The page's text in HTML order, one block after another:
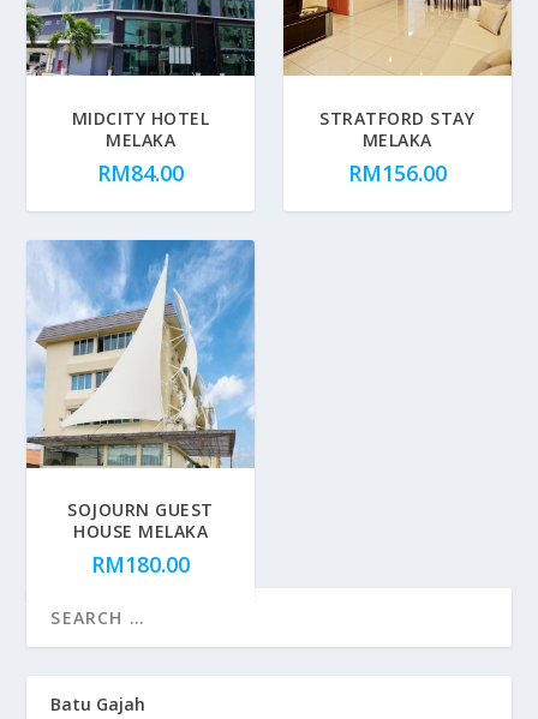
MIDCITY HOTEL
MELAKA
RM84.00
STRATFORD STAY
MELAKA
RM156.00
SOJOURN GUEST
HOUSE MELAKA
RM180.00
Batu Gajah